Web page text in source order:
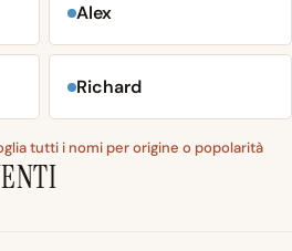
Alex
Richard
tutti i nomi per origine o popolarità